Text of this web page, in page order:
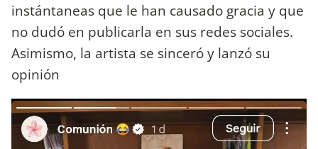
instántaneas que le han causado gracia y que
no dudó en publicarla en sus redes sociales.
Asimismo, la artista se sinceró y lanzó su
opinión